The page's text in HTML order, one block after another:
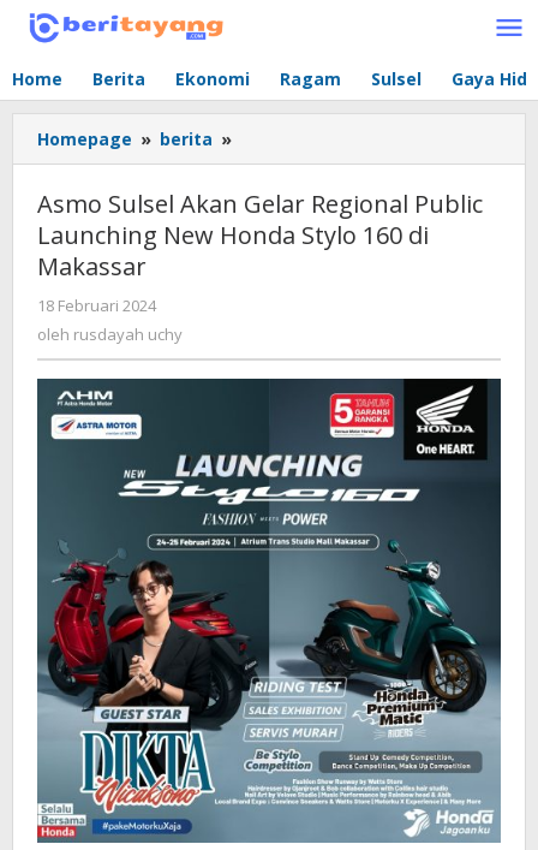
Lewati
Home Berita Ekonomi Ragam Sulsel Gaya
Homepage » berita »
Sulsel
Akan
Gelar
Regional
Stylo
Asmo Sulsel Akan Gelar Regional Public
Launching New Honda Stylo 160 di
Makassar
18 Februari 2024
rusdayah
uchy
oleh rusdayah uchy